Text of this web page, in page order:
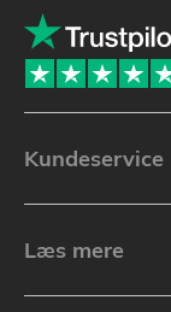
Kundeservice
Læs mere